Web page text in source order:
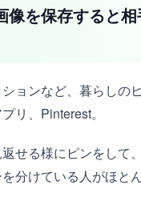
を保存すると
ョンなど、暮らしの
リ、Pinterest。
せる様にピンをして
分けている人がほと